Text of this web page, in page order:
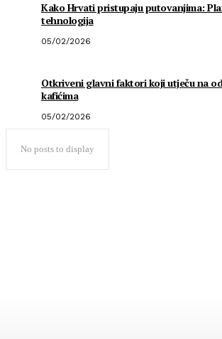
Kako Hrvati pristupaju putovanjima:
tehnologija
05/02/2026
Otkriveni glavni faktori koji utječu na
kafićima
05/02/2026
No posts to display